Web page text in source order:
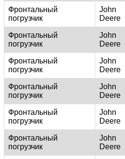
Фронтальный
погрузчик
John
Deere
Фронтальный
погрузчик
John
Deere
Фронтальный
погрузчик
John
Deere
Фронтальный
погрузчик
John
Deere
Фронтальный
погрузчик
John
Deere
Фронтальный
погрузчик
John
Deere